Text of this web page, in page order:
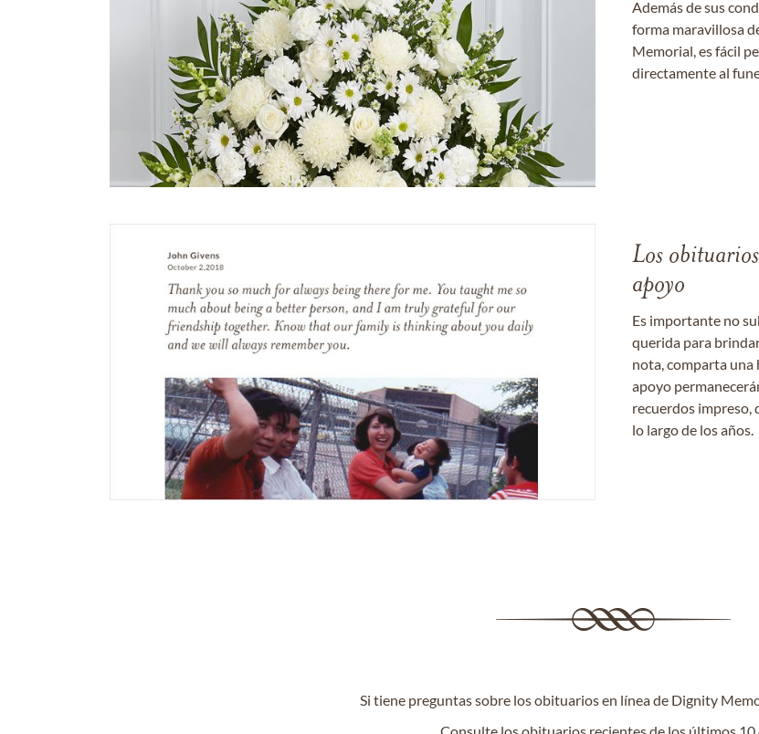
Además de sus
forma maravillosa
Memorial, es fácil
directamente al
Los
apoyo
Es importante no
querida para
nota, comparta una
apoyo
recuerdos impreso,
lo largo de los años.
Si tiene preguntas sobre los obituarios en línea de Dignity